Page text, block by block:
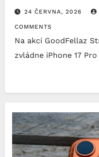
24 ČERVNA, 2026
COMMENTS
Na akci GoodFellaz
zvládne iPhone 17